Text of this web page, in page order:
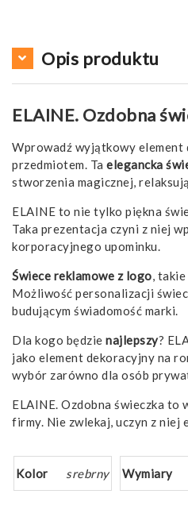
Opis produktu
ELAINE. Ozdobna
Wprowadź wyjątkowy element
przedmiotem. Ta elegancka
stworzenia magicznej,
ELAINE to nie tylko piękna
Taka prezentacja czyni z niej
korporacyjnego upominku.
Świece reklamowe z logo,
Możliwość personalizacji
budującym świadomość marki.
Dla kogo będzie najlepszy?
jako element dekoracyjny na
wybór zarówno dla osób
ELAINE. Ozdobna świeczka to
firmy. Nie zwlekaj, uczyn z niej
Kolor srebrny Wymiary